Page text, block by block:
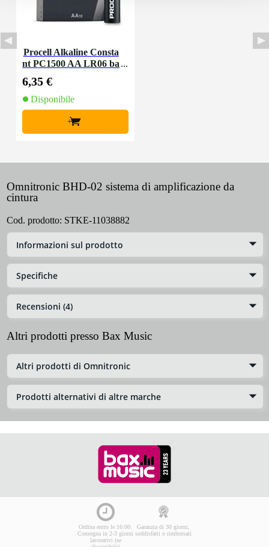
Procell Alkaline Consta
nt PC1500 AA LR06 ba
6,35 €
Disponibile
+
Omnitronic BHD-02 sistema di amplificazione da
cintura
Cod. prodotto: STKE-11038882
Informazioni sul prodotto
Specifiche
Recensioni (4)
Altri prodotti presso Bax Music
Altri prodotti di Omnitronic
Prodotti alternativi di altre marche
Ordina entro le 16:00:
Consegna in 2-3 giorni
lavorativi (se
Garanzia di 30 giorni,
soddisfatti o rimborsati